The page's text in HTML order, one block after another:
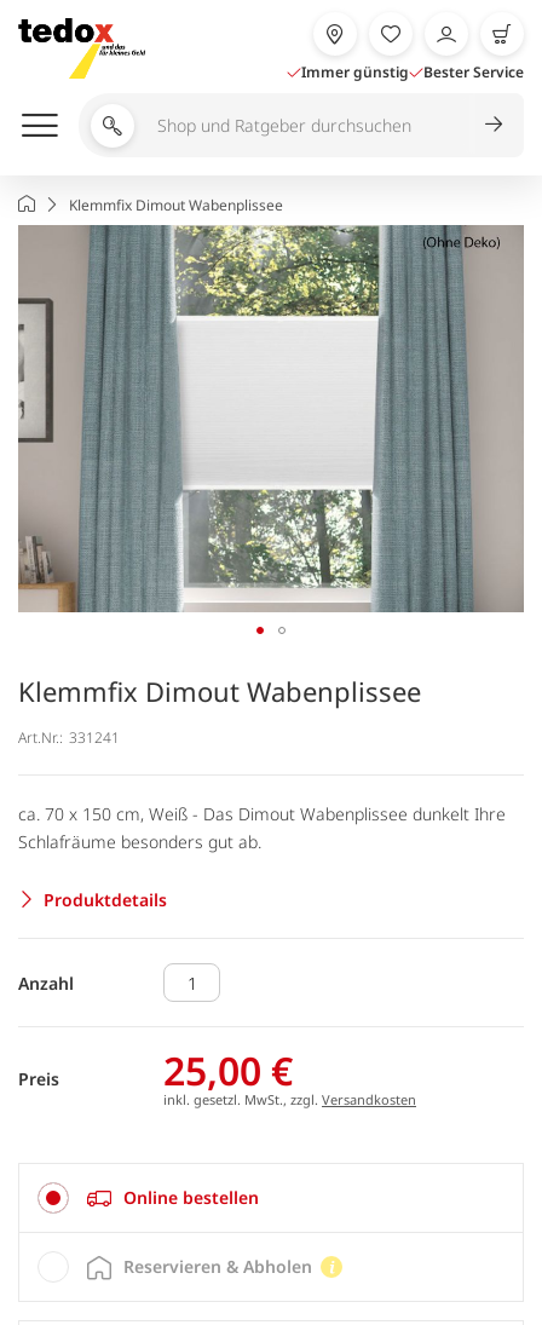
Inhalt
springen
Immer günstig Bester Service
Shop
Ratgeber
durchsuchen
StartseiteKlemmfix Dimout Wabenplissee
Klemmfix Dimout Wabenplissee
Art.Nr.: 331241
ca. 70 x 150 cm, Weiß - Das Dimout Wabenplissee dunkelt Ihre
Schlafräume besonders gut ab.
Produktdetails
Anzahl
Preis 25,00 €
inkl. gesetzl. MwSt., zzgl. Versandkosten
Online bestellen
Reservieren & Abholen